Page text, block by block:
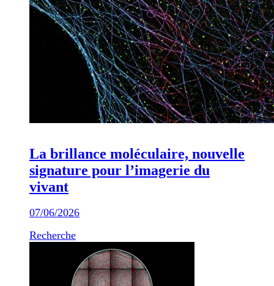
La brillance moléculaire, nouvelle
signature pour l’imagerie du
vivant
07/06/2026
Recherche